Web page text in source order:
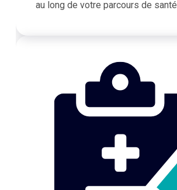
au long de votre parcours de santé